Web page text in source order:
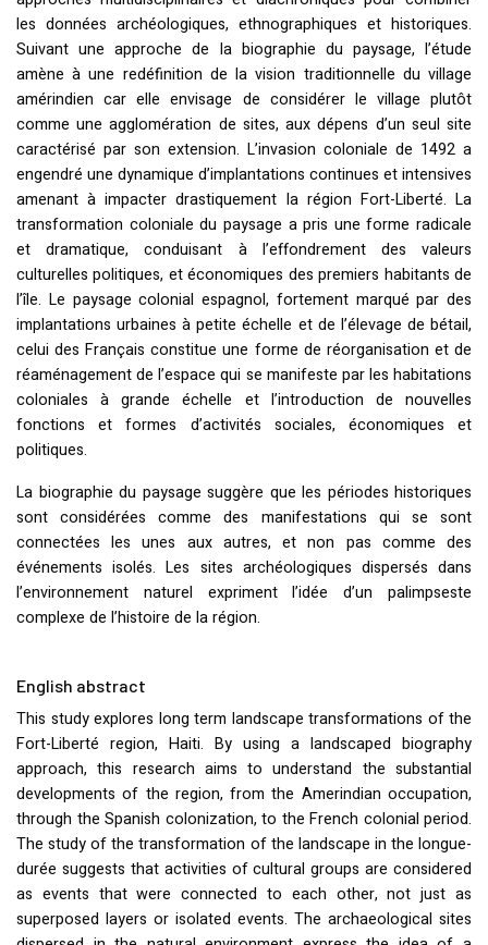
les données archéologiques, ethnographiques et historiques.
Suivant une approche de la biographie du paysage, l’étude
amène à une redéfinition de la vision traditionnelle du village
amérindien car elle envisage de considérer le village plutôt
comme une agglomération de sites, aux dépens d’un seul site
caractérisé par son extension. L’invasion coloniale de 1492 a
engendré une dynamique d’implantations continues et intensives
amenant à impacter drastiquement la région Fort-Liberté. La
transformation coloniale du paysage a pris une forme radicale
et dramatique, conduisant à l’effondrement des valeurs
culturelles politiques, et économiques des premiers habitants de
l’île. Le paysage colonial espagnol, fortement marqué par des
implantations urbaines à petite échelle et de l’élevage de bétail,
celui des Français constitue une forme de réorganisation et de
réaménagement de l’espace qui se manifeste par les habitations
coloniales à grande échelle et l’introduction de nouvelles
fonctions et formes d’activités sociales, économiques et
politiques.
La biographie du paysage suggère que les périodes historiques
sont considérées comme des manifestations qui se sont
connectées les unes aux autres, et non pas comme des
événements isolés. Les sites archéologiques dispersés dans
l’environnement naturel expriment l’idée d’un palimpseste
complexe de l’histoire de la région.
English abstract
This study explores long term landscape transformations of the
Fort-Liberté region, Haiti. By using a landscaped biography
approach, this research aims to understand the substantial
developments of the region, from the Amerindian occupation,
through the Spanish colonization, to the French colonial period.
The study of the transformation of the landscape in the longue-
durée suggests that activities of cultural groups are considered
as events that were connected to each other, not just as
superposed layers or isolated events. The archaeological sites